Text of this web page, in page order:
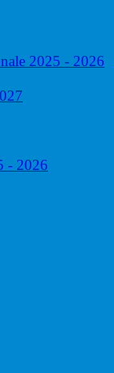
2025 - 2026
- 2026